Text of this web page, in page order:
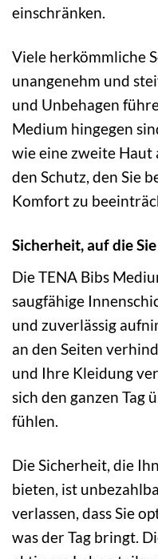
einschränken.
Viele herkömmliche
unangenehm und
und Unbehagen
Medium hingegen
wie eine zweite Haut
den Schutz, den Sie
Komfort zu
Sicherheit, auf die
Die TENA Bibs
saugfähige
und zuverlässig
an den Seiten
und Ihre Kleidung
sich den ganzen Tag
fühlen.
Die Sicherheit, die
bieten, ist
verlassen, dass Sie
was der Tag bringt.